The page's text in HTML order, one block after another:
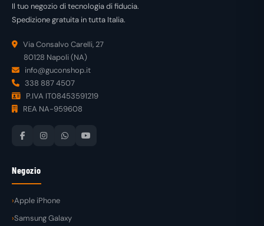
Il tuo negozio di tecnologia di fiducia.
Spedizione gratuita in tutta Italia.
Via Consalvo Carelli, 27
80128 Napoli (NA)
info@guconshop.it
338 887 4507
P.IVA IT08453591219
REA NA-959608
Negozio
Apple iPhone
Samsung Galaxy